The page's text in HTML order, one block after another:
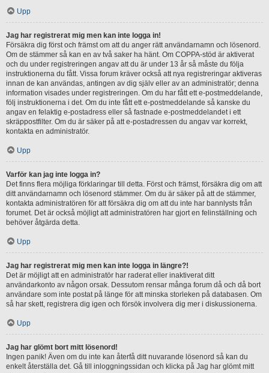
Upp
Jag har registrerat mig men kan inte logga in!
Försäkra dig först och främst om att du anger rätt användarnamn och lösenord.
Om de stämmer så kan en av två saker ha hänt. Om COPPA-stöd är aktiverat
och du under registreringen angav att du är under 13 år så måste du följa
instruktionerna du fått. Vissa forum kräver också att nya registreringar aktiveras
innan de kan användas, antingen av dig själv eller av an administratör; denna
information visades under registreringen. Om du har fått ett e-postmeddelande,
följ instruktionerna i det. Om du inte fått ett e-postmeddelande så kanske du
angav en felaktig e-postadress eller så fastnade e-postmeddelandet i ett
skräppostfilter. Om du är säker på att e-postadressen du angav var korrekt,
kontakta en administratör.
Upp
Varför kan jag inte logga in?
Det finns flera möjliga förklaringar till detta. Först och främst, försäkra dig om att
ditt användarnamn och lösenord stämmer. Om du är säker på att de stämmer,
kontakta administratören för att försäkra dig om att du inte har bannlysts från
forumet. Det är också möjligt att administratören har gjort en felinställning och
behöver åtgärda detta.
Upp
Jag har registrerat mig men kan inte logga in längre?!
Det är möjligt att en administratör har raderat eller inaktiverat ditt
användarkonto av någon orsak. Dessutom rensar många forum då och då bort
användare som inte postat på länge för att minska storleken på databasen. Om
så har skett, registrera dig igen och försök involvera dig mer i diskussionerna.
Upp
Jag har glömt bort mitt lösenord!
Ingen panik! Även om du inte kan återfå ditt nuvarande lösenord så kan du
enkelt återställa det. Gå till inloggningssidan och klicka på Jag har glömt mitt